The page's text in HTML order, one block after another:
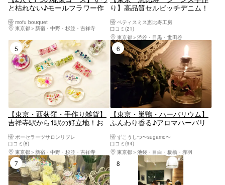
と枯れない♪モールフラワー作
mofu bouquet
東京都
新宿・中野・杉並・吉祥寺
り】高品質セルビッチデニム！
ジナルトートバッグ付き）
ベティスミス恵比寿工房
口コミ(21)
東京都
渋谷・目黒・世田谷
5位
【東京・西荻窪・手作り雑貨】
吉祥寺駅から1駅の好立地！お
お花の箸置き（2個）
ポーセラーツサロンリブレ
口コミ(8)
東京都
新宿・中野・杉並・吉祥寺
6位
【東京・巣鴨・ハーバリウム】
ふんわり香る♪アロマハーバリ
象 ずこうしつ〜sugamo〜
口コミ(94)
東京都
池袋・目白・板橋・赤羽
7位 8位